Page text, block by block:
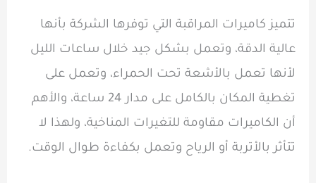
تتميز كاميرات المراقبة التي توفرها الشركة بأنها
عالية الدقة، وتعمل بشكل جيد خلال ساعات الليل
لأنها تعمل بالأشعة تحت الحمراء، وتعمل على
تغطية المكان بالكامل على مدار 24 ساعة، والأهم
أن الكاميرات مقاومة للتغيرات المناخية، ولهذا لا
تتأثر بالأتربة أو الرياح وتعمل بكفاءة طوال الوقت.